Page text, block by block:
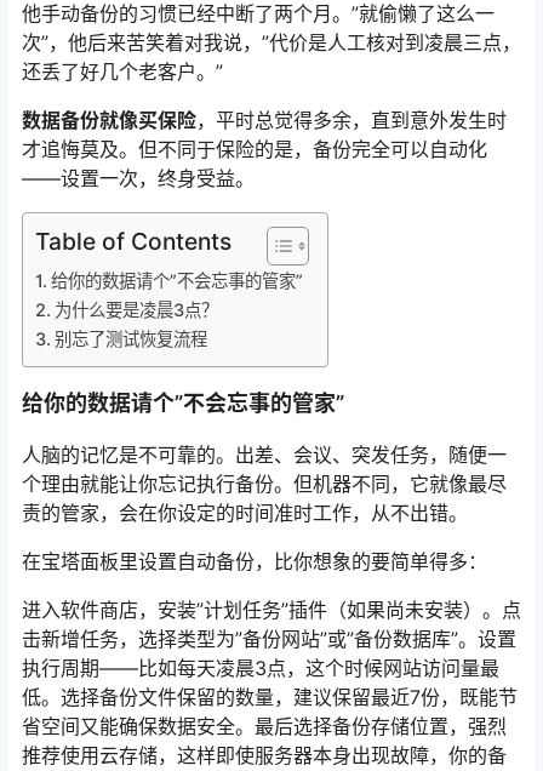
他手动备份的习惯已经中断了两个月。”就偷懒了这么一
次”，他后来苦笑着对我说，”代价是人工核对到凌晨三点，
还丢了好几个老客户。”
数据备份就像买保险，平时总觉得多余，直到意外发生时
才追悔莫及。但不同于保险的是，备份完全可以自动化
——设置一次，终身受益。
Table of Contents
给你的数据请个”不会忘事的管家”
为什么要是凌晨3点？
别忘了测试恢复流程
给你的数据请个”不会忘事的管家”
人脑的记忆是不可靠的。出差、会议、突发任务，随便一
个理由就能让你忘记执行备份。但机器不同，它就像最尽
责的管家，会在你设定的时间准时工作，从不出错。
在宝塔面板里设置自动备份，比你想象的要简单得多：
进入软件商店，安装”计划任务”插件（如果尚未安装）。点
击新增任务，选择类型为”备份网站”或”备份数据库”。设置
执行周期——比如每天凌晨3点，这个时候网站访问量最
低。选择备份文件保留的数量，建议保留最近7份，既能节
省空间又能确保数据安全。最后选择备份存储位置，强烈
推荐使用云存储，这样即使服务器本身出现故障，你的备